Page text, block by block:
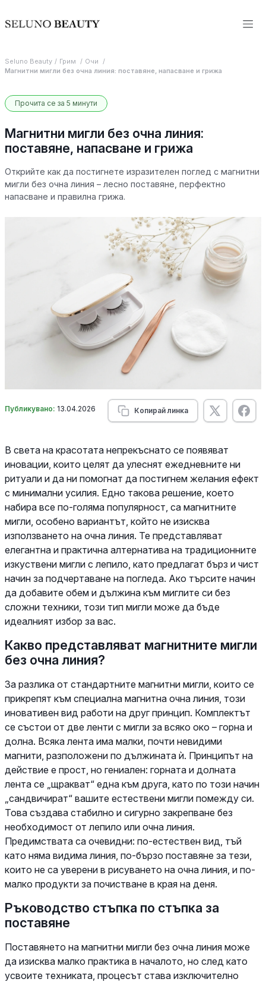
Seluno Beauty Грим
Очи
Магнитни мигли без очна линия: поставяне, напасване и грижа
Прочита се за 5 минути
Магнитни мигли без очна линия:
поставяне, напасване и грижа
Открийте как да постигнете изразителен поглед с магнитни
мигли без очна линия – лесно поставяне, перфектно
напасване и правилна грижа.
Публикувано: 13.04.2026 Копирай линка
В света на красотата непрекъснато се появяват
иновации, които целят да улеснят ежедневните ни
ритуали и да ни помогнат да постигнем желания ефект
с минимални усилия. Едно такова решение, което
набира все по-голяма популярност, са магнитните
мигли, особено вариантът, който не изисква
използването на очна линия. Те представляват
елегантна и практична алтернатива на традиционните
изкуствени мигли с лепило, като предлагат бърз и чист
начин за подчертаване на погледа. Ако търсите начин
да добавите обем и дължина към миглите си без
сложни техники, този тип мигли може да бъде
идеалният избор за вас.
Какво представляват магнитните мигли
без очна линия?
За разлика от стандартните магнитни мигли, които се
прикрепят към специална магнитна очна линия, този
иновативен вид работи на друг принцип. Комплектът
се състои от две ленти с мигли за всяко око – горна и
долна. Всяка лента има малки, почти невидими
магнити, разположени по дължината ѝ. Принципът на
действие е прост, но гениален: горната и долната
лента се „щракват“ една към друга, като по този начин
„сандвичират“ вашите естествени мигли помежду си.
Това създава стабилно и сигурно закрепване без
необходимост от лепило или очна линия.
Предимствата са очевидни: по-естествен вид, тъй
като няма видима линия, по-бързо поставяне за тези,
които не са уверени в рисуването на очна линия, и по-
малко продукти за почистване в края на деня.
Ръководство стъпка по стъпка за
поставяне
Поставянето на магнитни мигли без очна линия може
да изисква малко практика в началото, но след като
усвоите техниката, процесът става изключително